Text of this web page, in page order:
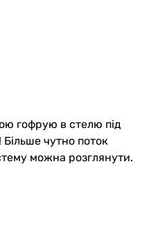
гофрую в стелю під
Більше чутно поток
можна розглянути.